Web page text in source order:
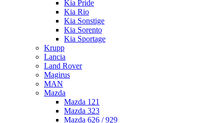
Kia Pride
Kia Rio
Kia Sonstige
Kia Sorento
Kia Sportage
Krupp
Lancia
Land Rover
Magirus
MAN
Mazda
Mazda 121
Mazda 323
Mazda 626 / 929